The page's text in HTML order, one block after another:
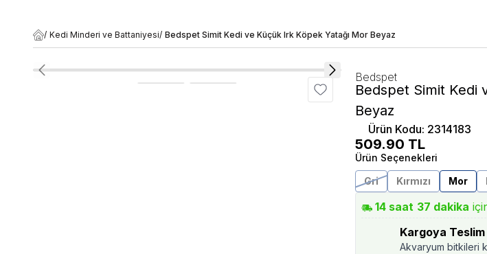
/ Kedi Minderi ve Battaniyesi/ Bedspet Simit Kedi ve Küçük Irk Köpek Yatağı Mor Beyaz
Bedspet
Bedspet Simit Kedi
Beyaz
Ürün Kodu: 2314183
509.90 TL
Ürün Seçenekleri
Gri
Kırmızı Mor
14 saat 37 dakika
Kargoya Teslim
Akvaryum bitkileri